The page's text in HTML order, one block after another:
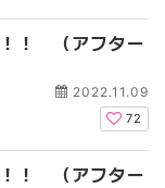
！ （アフター
2022.11.09
72
！ （アフター